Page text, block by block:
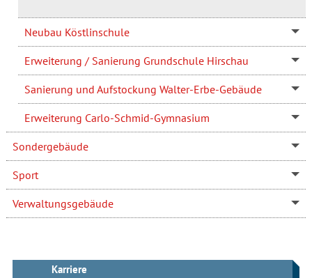
Neubau Köstlinschule
Erweiterung / Sanierung Grundschule Hirschau
Sanierung und Aufstockung Walter-Erbe-Gebäude
Erweiterung Carlo-Schmid-Gymnasium
Sondergebäude
Sport
Verwaltungsgebäude
Karriere